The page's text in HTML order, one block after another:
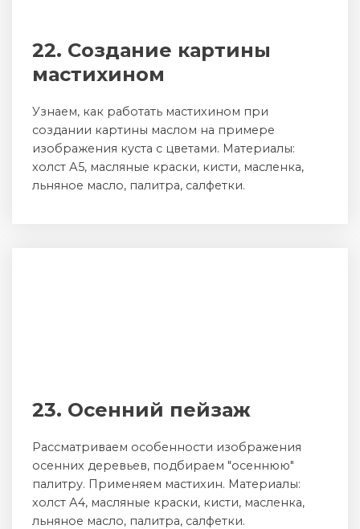
22. Создание картины
мастихином
Узнаем, как работать мастихином при
создании картины маслом на примере
изображения куста с цветами. Материалы:
холст А5, масляные краски, кисти, масленка,
льняное масло, палитра, салфетки.
23. Осенний пейзаж
Рассматриваем особенности изображения
осенних деревьев, подбираем "осеннюю"
палитру. Применяем мастихин. Материалы:
холст А4, масляные краски, кисти, масленка,
льняное масло, палитра, салфетки.